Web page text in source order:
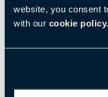
website, you consent
with our cookie policy.
製造と在庫